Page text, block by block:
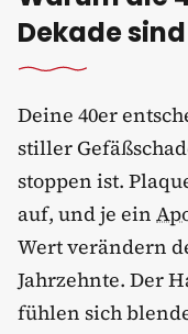
Dekade sind
Deine 40er
stiller
stoppen ist.
auf, und je ein
Wert verändern
Jahrzehnte. Der
fühlen sich